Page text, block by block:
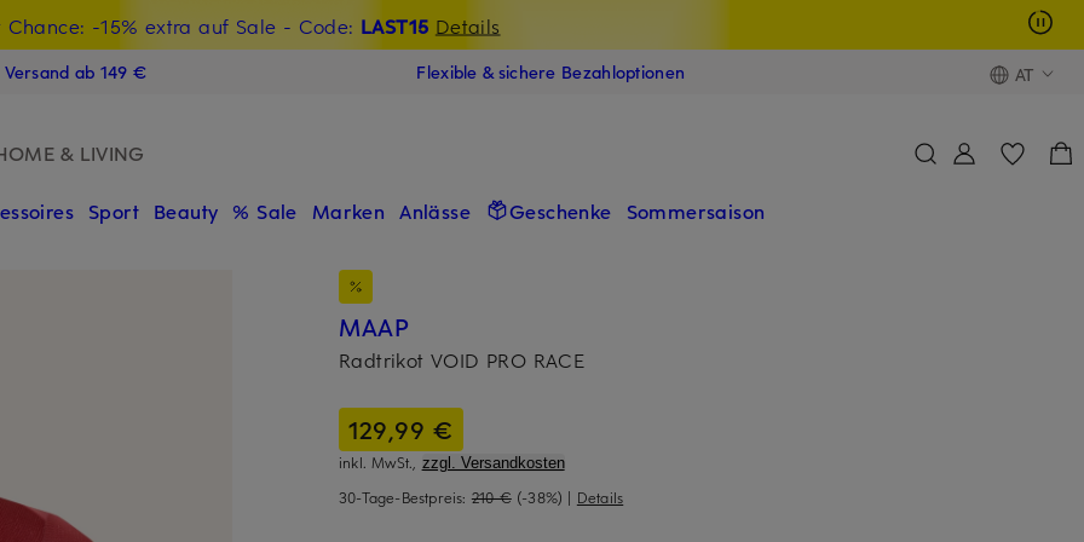
Chance: -15% extra auf Sale - Code: LAST15 Details
Willkommensgutschein mit Beyond sichern
ab 149 € Flexible & sichere Bezahloptionen AT
& LIVING
Sport Beauty % Sale Marken Anlässe Geschenke Sommersaison
MAAP
Radtrikot VOID PRO RACE
129,99 €
inkl. MwSt., zzgl. Versandkosten
30-Tage-Bestpreis: 210 € (-38%) | Details